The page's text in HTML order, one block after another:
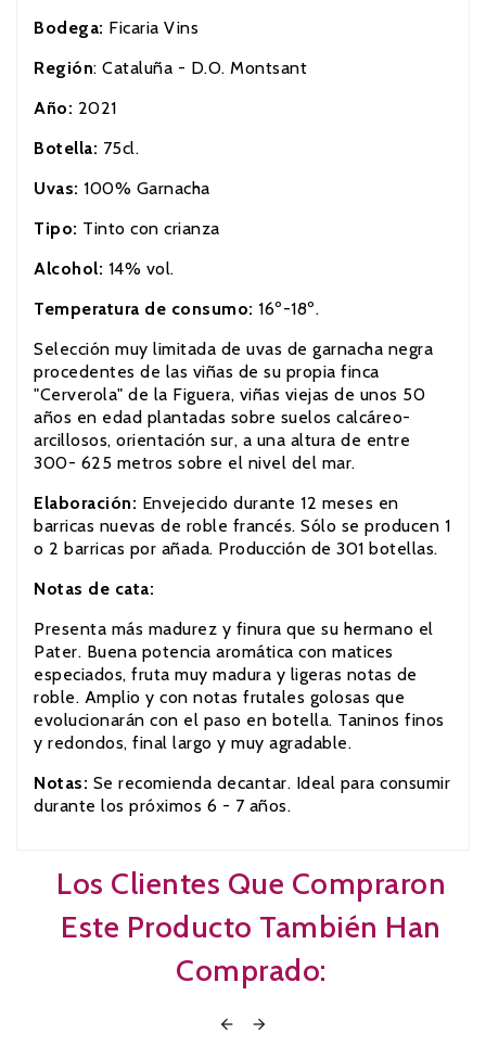
Bodega: Ficaria Vins
Región: Cataluña - D.O. Montsant
Año: 2021
Botella: 75cl.
Uvas: 100% Garnacha
Tipo: Tinto con crianza
Alcohol: 14% vol.
Temperatura de consumo: 16º-18º.
Selección muy limitada de uvas de garnacha negra
procedentes de las viñas de su propia finca
"Cerverola" de la Figuera, viñas viejas de unos 50
años en edad plantadas sobre suelos calcáreo-
arcillosos, orientación sur, a una altura de entre
300- 625 metros sobre el nivel del mar.
Elaboración: Envejecido durante 12 meses en
barricas nuevas de roble francés. Sólo se producen 1
o 2 barricas por añada. Producción de 301 botellas.
Notas de cata:
Presenta más madurez y finura que su hermano el
Pater. Buena potencia aromática con matices
especiados, fruta muy madura y ligeras notas de
roble. Amplio y con notas frutales golosas que
evolucionarán con el paso en botella. Taninos finos
y redondos, final largo y muy agradable.
Notas: Se recomienda decantar. Ideal para consumir
durante los próximos 6 - 7 años.
Los Clientes Que Compraron
Este Producto También Han
Comprado:
 